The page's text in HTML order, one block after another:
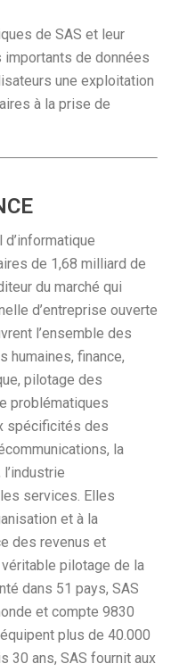
de SAS et leur
de données
une exploitation
à la prise de
de 1,68 milliard de
du marché qui
d’entreprise ouverte
l’ensemble des
humaines, finance,
pilotage des
problématiques
spécificités des
la
services. Elles
et à la
des revenus et
pilotage de la
dans 51 pays, SAS
et compte 9830
plus de 40.000
30 ans, SAS fournit aux